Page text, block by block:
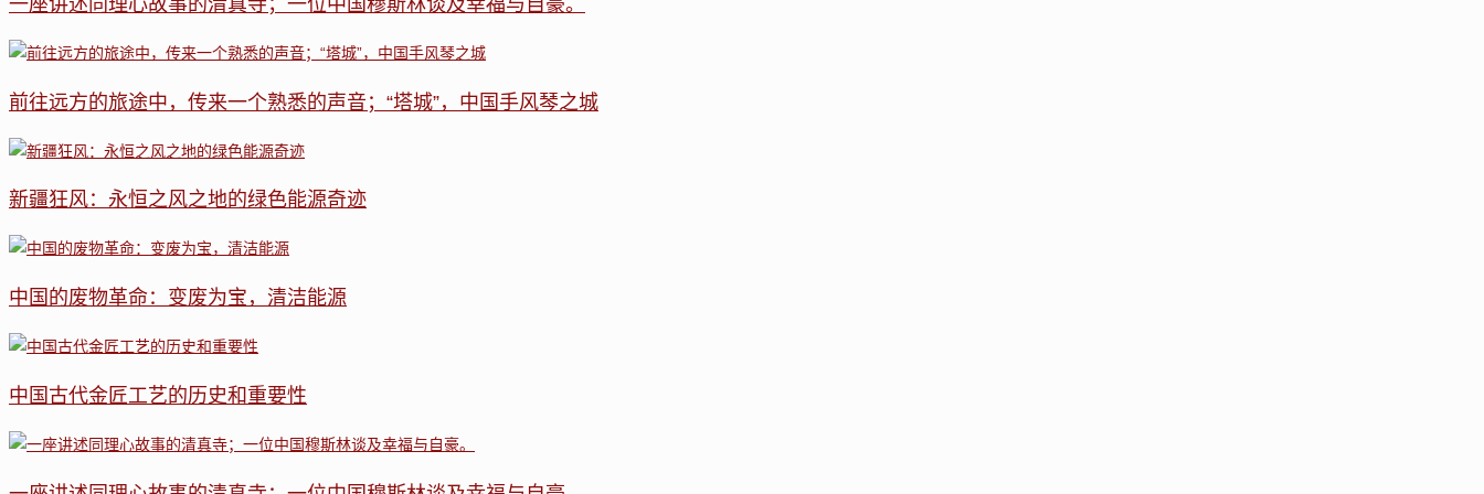
前往远方的旅途中，传来一个熟悉的声音；“塔城”，中国手风琴之城
新疆狂风：永恒之风之地的绿色能源奇迹
中国的废物革命：变废为宝，清洁能源
中国古代金匠工艺的历史和重要性